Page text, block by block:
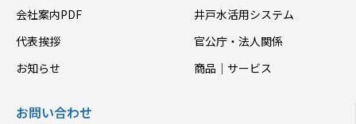
会社案内PDF
代表挨拶
お知らせ
井戸水活用システム
官公庁・法人関係
商品｜サービス
お問い合わせ